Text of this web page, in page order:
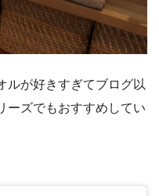
ルが好きすぎてブログ以
ーズでもおすすめしてい